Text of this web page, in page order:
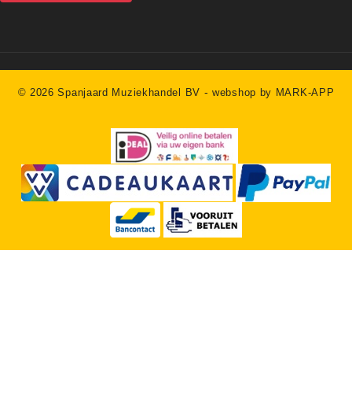
© 2026 Spanjaard Muziekhandel BV -webshop by MARK-APP